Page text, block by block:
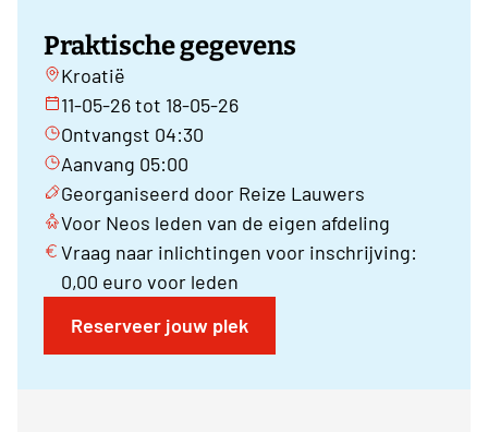
Praktische gegevens
Kroatië
11-05-26 tot 18-05-26
Ontvangst 04:30
Aanvang 05:00
Georganiseerd door Reize Lauwers
Voor Neos leden van de eigen afdeling
Vraag naar inlichtingen voor inschrijving:
0,00 euro voor leden
Reserveer jouw plek